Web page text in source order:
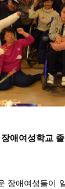
애여성학교 졸
장애여성들이